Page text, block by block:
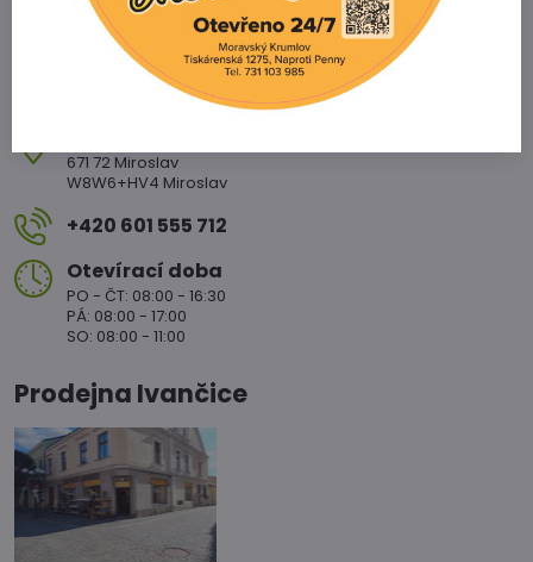
671 72 Miroslav
W8W6+HV4 Miroslav
+420 601 555 712
Otevírací doba
PO - ČT: 08:00 - 16:30
PÁ: 08:00 - 17:00
SO: 08:00 - 11:00
Prodejna Ivančice